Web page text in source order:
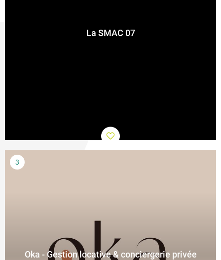
La SMAC 07
Oka - Gestion locative & conciergerie privée